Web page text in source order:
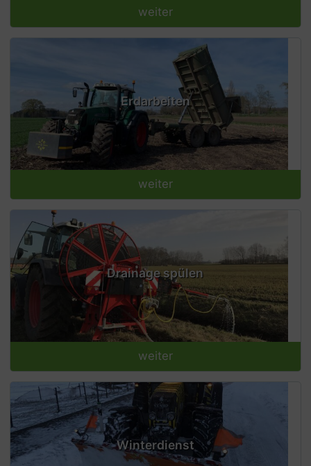
weiter
Erdarbeiten
weiter
Drainage spülen
weiter
Winterdienst